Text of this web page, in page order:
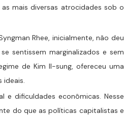
mais diversas atrocidades sob o
Rhee, inicialmente, não deu
sentissem marginalizados e sem
de Kim Il-sung, ofereceu uma
ideais.
e dificuldades econômicas. Nesse
do que as políticas capitalistas e